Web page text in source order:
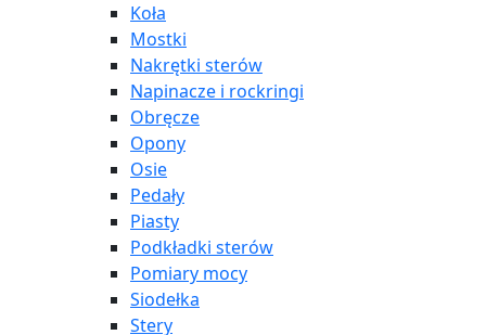
Koła
Mostki
Nakrętki sterów
Napinacze i rockringi
Obręcze
Opony
Osie
Pedały
Piasty
Podkładki sterów
Pomiary mocy
Siodełka
Stery